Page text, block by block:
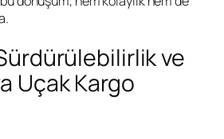
ve
Uçak Kargo